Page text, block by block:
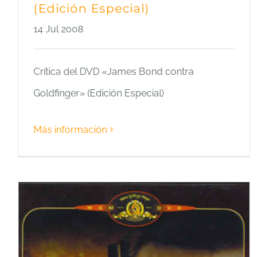
(Edición Especial)
14 Jul 2008
Crítica del DVD «James Bond contra
Goldfinger» (Edición Especial)
Más información